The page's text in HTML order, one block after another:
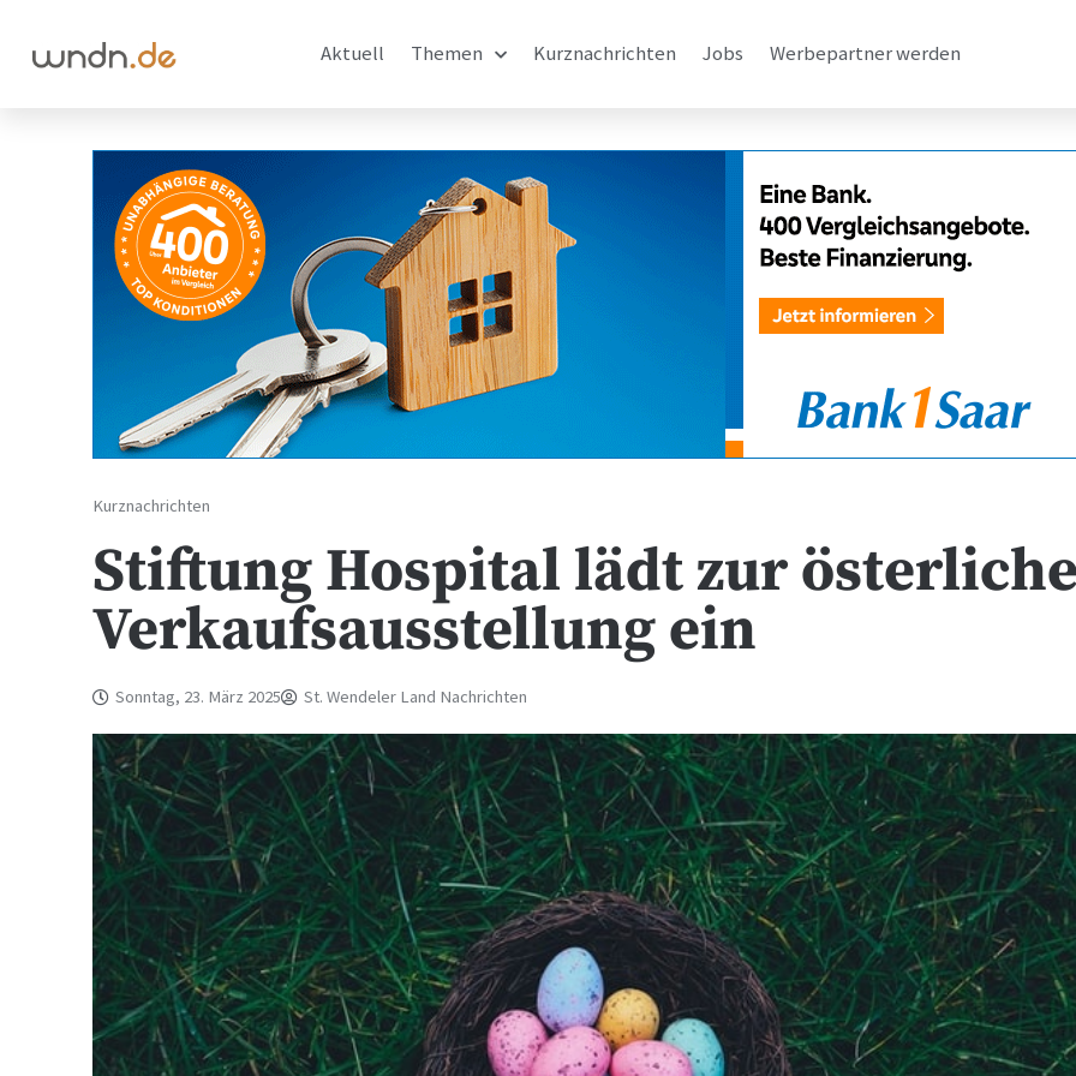
Aktuell Themen Kurznachrichten Jobs Werbepartner werden
Kurznachrichten
Stiftung Hospital lädt zur
Verkaufsausstellung ein
Sonntag, 23. März 2025 St. Wendeler Land Nachrichten